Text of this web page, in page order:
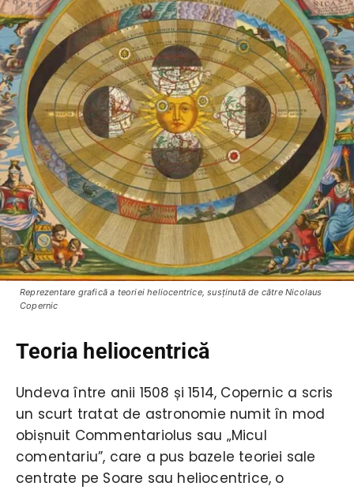
Reprezentare grafică a teoriei heliocentrice, susţinută de către Nicolaus
Copernic
Teoria heliocentrică
Undeva între anii 1508 și 1514, Copernic a scris
un scurt tratat de astronomie numit în mod
obișnuit Commentariolus sau „Micul
comentariu”, care a pus bazele teoriei sale
centrate pe Soare sau heliocentrice, o